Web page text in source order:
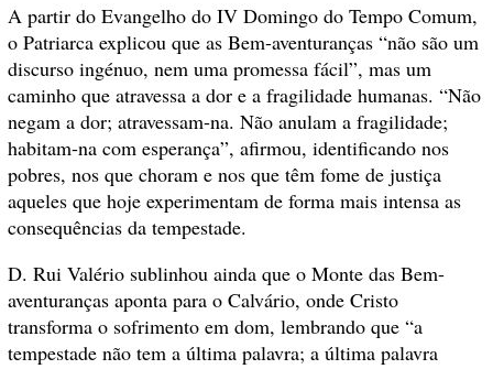
A partir do Evangelho do IV Domingo do Tempo Comum,
o Patriarca explicou que as Bem-aventuranças “não são um
discurso ingénuo, nem uma promessa fácil”, mas um
caminho que atravessa a dor e a fragilidade humanas. “Não
negam a dor; atravessam-na. Não anulam a fragilidade;
habitam-na com esperança”, afirmou, identificando nos
pobres, nos que choram e nos que têm fome de justiça
aqueles que hoje experimentam de forma mais intensa as
consequências da tempestade.
D. Rui Valério sublinhou ainda que o Monte das Bem-
aventuranças aponta para o Calvário, onde Cristo
transforma o sofrimento em dom, lembrando que “a
tempestade não tem a última palavra; a última palavra